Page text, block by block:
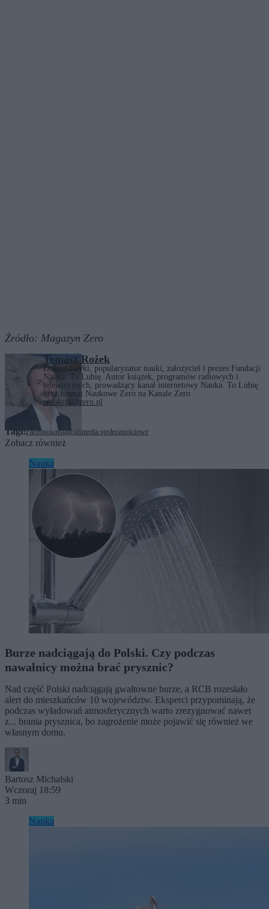
Źródło: Magazyn Zero
Tomasz Rożek
Doktor fizyki, popularyzator nauki, założyciel i prezes Fundacji
Nauka. To Lubię. Autor książek, programów radiowych i
telewizyjnych, prowadzący kanał internetowy Nauka. To Lubię
oraz format Naukowe Zero na Kanale Zero
redakcja@zero.pl
Tagi:FacebookInstagrammedia społecznościowe
Zobacz również
Nauka
Burze nadciągają do Polski. Czy podczas
nawałnicy można brać prysznic?
Nad część Polski nadciągają gwałtowne burze, a RCB rozesłało
alert do mieszkańców 10 województw. Eksperci przypominają, że
podczas wyładowań atmosferycznych warto zrezygnować nawet
z... brania prysznica, bo zagrożenie może pojawić się również we
własnym domu.
Bartosz Michalski
Wczoraj 18:59
3 min
Nauka